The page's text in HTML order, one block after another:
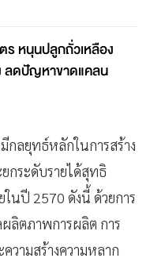
ร หนุนปลูกถั่วเหลือง
ดปัญหาขาดแคลน
กลยุทธ์หลักในการสร้าง
กระดับรายได้สุทธิ
นปี 2570 ดังนี้ ด้วยการ
ลิตภาพการผลิต การ
ามสร้างความหลาก